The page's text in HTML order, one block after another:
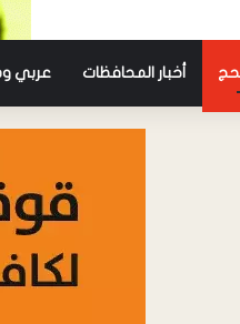
أخبار المحافظات عربي